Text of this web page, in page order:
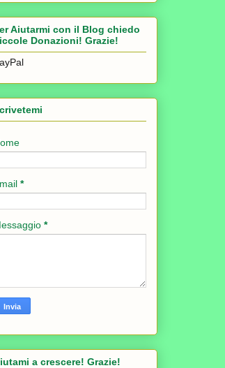
Aiutarmi con il Blog chiedo
Donazioni! Grazie!
*
*
a crescere! Grazie!